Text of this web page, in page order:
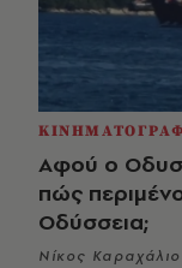
Αφού ο
πώς
Οδύσσεια;
Νίκος